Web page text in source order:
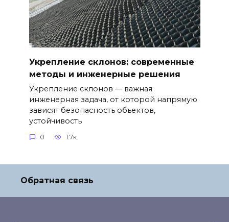
Укрепление склонов: современные
методы и инженерные решения
Укрепление склонов — важная
инженерная задача, от которой напрямую
зависят безопасность объектов,
устойчивость
0 1.7к.
Обратная связь